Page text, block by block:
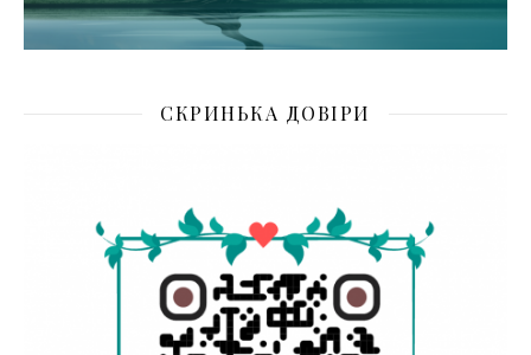
СКРИНЬКА ДОВІРИ